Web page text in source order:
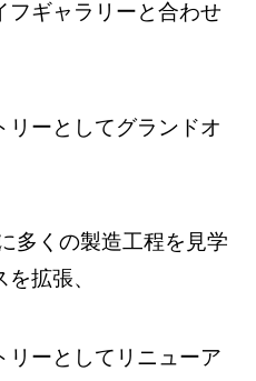
フギャラリーと合わせ
リーとしてグランドオ
多くの製造工程を見学
拡張、
リーとしてリニューア